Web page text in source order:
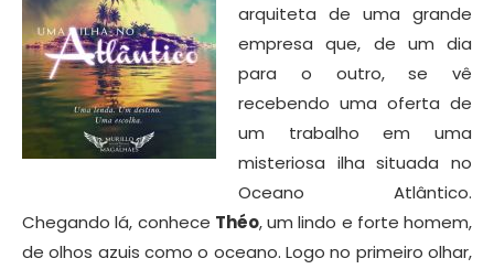
arquiteta de uma grande
empresa que, de um dia
para o outro, se vê
recebendo uma oferta de
um trabalho em uma
misteriosa ilha situada no
Oceano Atlântico.
Chegando lá, conhece Théo, um lindo e forte homem,
de olhos azuis como o oceano. Logo no primeiro olhar,